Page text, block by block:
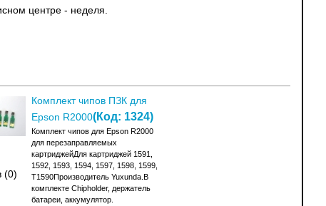
центре - неделя.
(0)
Комплект чипов ПЗК для
Epson R2000(Код: 1324)
Комплект чипов для Epson R2000
для перезаправляемых
картриджейДля картриджей 1591,
1592, 1593, 1594, 1597, 1598, 1599,
T1590Производитель Yuxunda.В
комплекте Chipholder, держатель
батареи, аккумулятор.